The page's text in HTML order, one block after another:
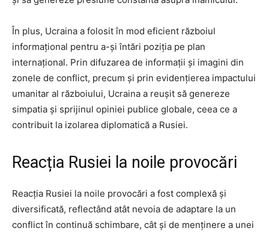
În plus, Ucraina a folosit în mod eficient războiul
informațional pentru a-și întări poziția pe plan
internațional. Prin difuzarea de informații și imagini din
zonele de conflict, precum și prin evidențierea impactului
umanitar al războiului, Ucraina a reușit să genereze
simpatia și sprijinul opiniei publice globale, ceea ce a
contribuit la izolarea diplomatică a Rusiei.
Reacția Rusiei la noile provocări
Reacția Rusiei la noile provocări a fost complexă și
diversificată, reflectând atât nevoia de adaptare la un
conflict în continuă schimbare, cât și de menținere a unei